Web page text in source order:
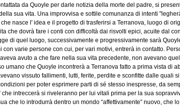
da Quoyle per darle notizia della morte del padre, si
sua vita. Una improvvisa e sottile comunanza di intenti
nasce l' idea e il progetto di trasferirsi a Terranova, luogo di
che dovrà fare i conti con difficoltà dai risvolti epici, acuite dal
di quel luogo, successivamente e progressivamente sarà
con varie persone con cui, per vari motivi, entrerà in contatto.
avuto a che fare nella sua vita precedente, non avevano
umano che Quoyle incontrerà a Terranova fatto a prima vista di
vissuto fallimenti, lutti, ferite, perdite e sconfitte dalle quali
per poter esprimere parti di sé stesso inespresse, da
che intreccerà si riveleranno per lui vitali prima per la sua
che lo introdurrà dentro un mondo “affettivamente” nuovo, che